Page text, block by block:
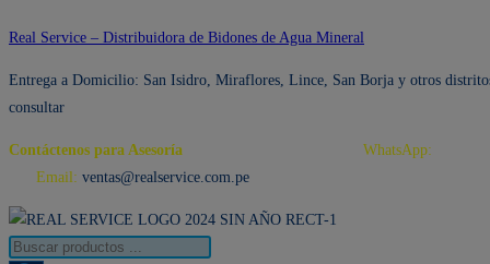
Ir
contenido
Real Service – Distribuidora de Bidones de Agua Mineral
Entrega a Domicilio: San Isidro, Miraflores, Lince, San Borja y otros
consultar
Contáctenos para Asesoría WhatsApp:
Email: ventas@realservice.com.pe
Búsqueda